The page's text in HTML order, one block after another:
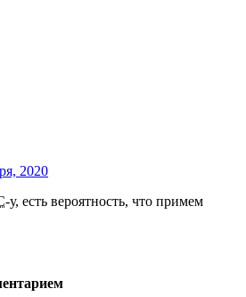
2020
-у, есть вероятность, что примем